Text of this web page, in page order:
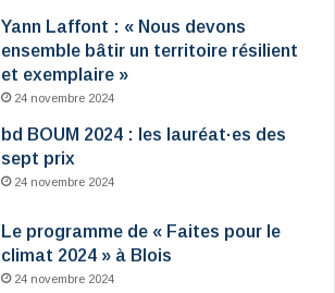
Yann Laffont : « Nous devons
ensemble bâtir un territoire résilient
et exemplaire »
24 novembre 2024
bd BOUM 2024 : les lauréat·es des
sept prix
24 novembre 2024
Le programme de « Faites pour le
climat 2024 » à Blois
24 novembre 2024